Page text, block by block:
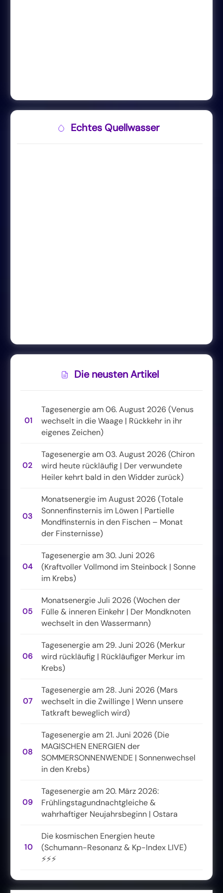
Echtes Quellwasser
Die neusten Artikel
01
Tagesenergie am 06. August 2026 (Venus
wechselt in die Waage | Rückkehr in ihr
eigenes Zeichen)
02
Tagesenergie am 03. August 2026 (Chiron
wird heute rückläufig | Der verwundete
Heiler kehrt bald in den Widder zurück)
03
Monatsenergie im August 2026 (Totale
Sonnenfinsternis im Löwen | Partielle
Mondfinsternis in den Fischen – Monat
der Finsternisse)
04
Tagesenergie am 30. Juni 2026
(Kraftvoller Vollmond im Steinbock | Sonne
im Krebs)
05
Monatsenergie Juli 2026 (Wochen der
Fülle & inneren Einkehr | Der Mondknoten
wechselt in den Wassermann)
06
Tagesenergie am 29. Juni 2026 (Merkur
wird rückläufig | Rückläufiger Merkur im
Krebs)
07
Tagesenergie am 28. Juni 2026 (Mars
wechselt in die Zwillinge | Wenn unsere
Tatkraft beweglich wird)
08
Tagesenergie am 21. Juni 2026 (Die
MAGISCHEN ENERGIEN der
SOMMERSONNENWENDE | Sonnenwechsel
in den Krebs)
09
Tagesenergie am 20. März 2026:
Frühlingstagundnachtgleiche &
wahrhaftiger Neujahrsbeginn | Ostara
10
Die kosmischen Energien heute
(Schumann-Resonanz & Kp-Index LIVE)
⚡⚡⚡